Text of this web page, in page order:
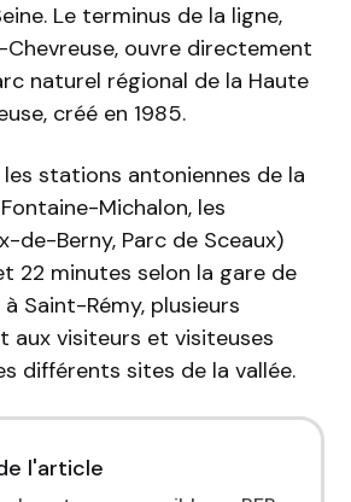
Le terminus de la ligne,
ouvre directement
naturel régional de la Haute
créé en 1985.
stations antoniennes de la
Michalon, les
de-Berny, Parc de Sceaux)
22 minutes selon la gare de
Saint-Rémy, plusieurs
aux visiteurs et visiteuses
différents sites de la vallée.
l'article